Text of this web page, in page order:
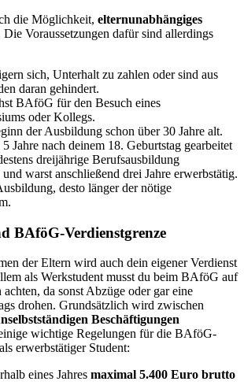
die Möglichkeit, elternunabhängiges
Die Voraussetzungen dafür sind allerdings
sich, Unterhalt zu zahlen oder sind aus
daran gehindert.
BAföG für den Besuch eines
oder Kollegs.
der Ausbildung schon über 30 Jahre alt.
Jahre nach deinem 18. Geburtstag gearbeitet
dreijährige Berufsausbildung
und warst anschließend drei Jahre erwerbstätig.
desto länger der nötige
BAföG-Verdienstgrenze
der Eltern wird auch dein eigener Verdienst
als Werkstudentmusst du beim BAföG auf
achten, da sonst Abzüge oder gar eine
drohen. Grundsätzlich wird zwischen
Beschäftigungen
wichtige Regelungen für die BAföG-
als erwerbstätiger Student:
eines Jahres maximal 5.400 Euro brutto